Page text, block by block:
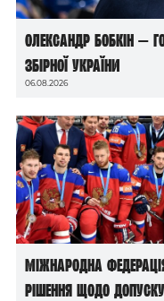
Олександр Бобкін —
збірної України
06.08.2026
Міжнародна
рішення щодо допуску